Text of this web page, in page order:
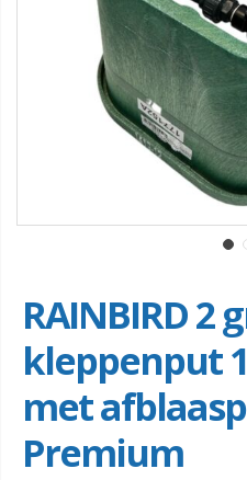
RAINBIRD 2
kleppenput
met
Premium